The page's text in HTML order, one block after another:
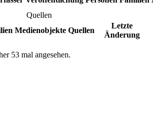
Quellen
Medienobjekte Quellen
Letzte
Änderung
53 mal angesehen.